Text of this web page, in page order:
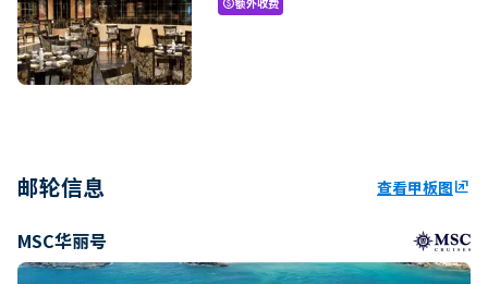
paid
邮轮信息 查看甲板图ungroup
MSC华丽号